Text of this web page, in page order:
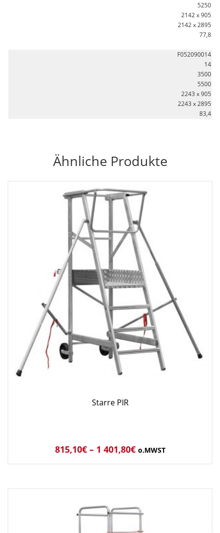
5250
2142 x 905
2142 x 2895
77,8
F052090014
14
3500
5500
2243 x 905
2243 x 2895
83,4
Ähnliche Produkte
Starre PIR
815,10€– 1 401,80€ o.MWST